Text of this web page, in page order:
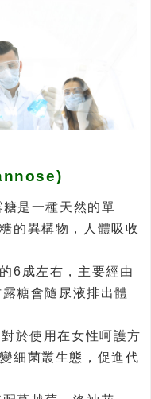
是一種天然的單
的異構物，人體吸收
6成左右，主要經由
糖會隨尿液排出體
於使用在女性呵護方
細菌叢生態，促進代